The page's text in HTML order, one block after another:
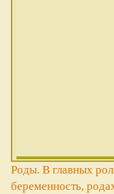
Роды. В главных
беременность,